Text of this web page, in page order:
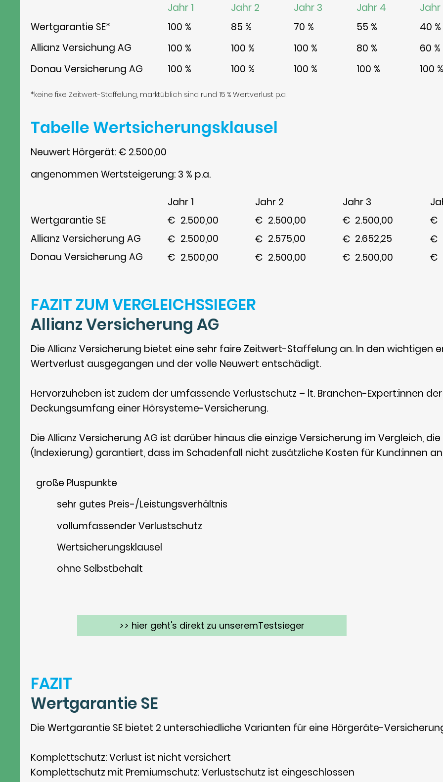
Wertgarantie SE*
Allianz Versichung AG
Donau Versicherung AG
Jahr 1
100 %
100 %
100 %
Jahr 2
85 %
100 %
100 %
Jahr 3
70 %
100 %
100 %
Jahr 4
55 %
80 %
100 %
Jahr
40 %
60 %
100 %
*keine fixe Zeitwert-Staffelung, marktüblich sind rund 15 % Wertverlust p.a.
Tabelle Wertsicherungsklausel
Neuwert Hörgerät: € 2.500,00
angenommen Wertsteigerung: 3 % p.a.
Wertgarantie SE
Allianz Versicherung AG
Donau Versicherung AG
Jahr 1
€ 2.500,00
€ 2.500,00
€ 2.500,00
Jahr 2
€ 2.500,00
€ 2.575,00
€ 2.500,00
Jahr 3
€ 2.500,00
€ 2.652,25
€ 2.500,00
€
€
€
FAZIT ZUM VERGLEICHSSIEGER
Allianz Versicherung AG
Die Allianz Versicherung bietet eine sehr faire Zeitwert-Staffelung an. In den wichtigen
Wertverlust ausgegangen und der volle Neuwert entschädigt.
Hervorzuheben ist zudem der umfassende Verlustschutz – lt. Branchen-Expert:innen
Deckungsumfang einer Hörsysteme-Versicherung.
Die Allianz Versicherung AG ist darüber hinaus die einzige Versicherung im Vergleich,
(Indexierung) garantiert, dass im Schadenfall nicht zusätzliche Kosten für Kund:innen
große Pluspunkte​
sehr gutes Preis-/Leistungsverhältnis
vollumfassender Verlustschutz
Wertsicherungsklausel
ohne Selbstbehalt
>> hier geht's direkt zu unseremTestsieger
FAZIT
Wertgarantie SE
Die Wertgarantie SE bietet 2 unterschiedliche Varianten für eine Hörgeräte-
Komplettschutz: Verlust ist nicht versichert
Komplettschutz mit Premiumschutz: Verlustschutz ist eingeschlossen